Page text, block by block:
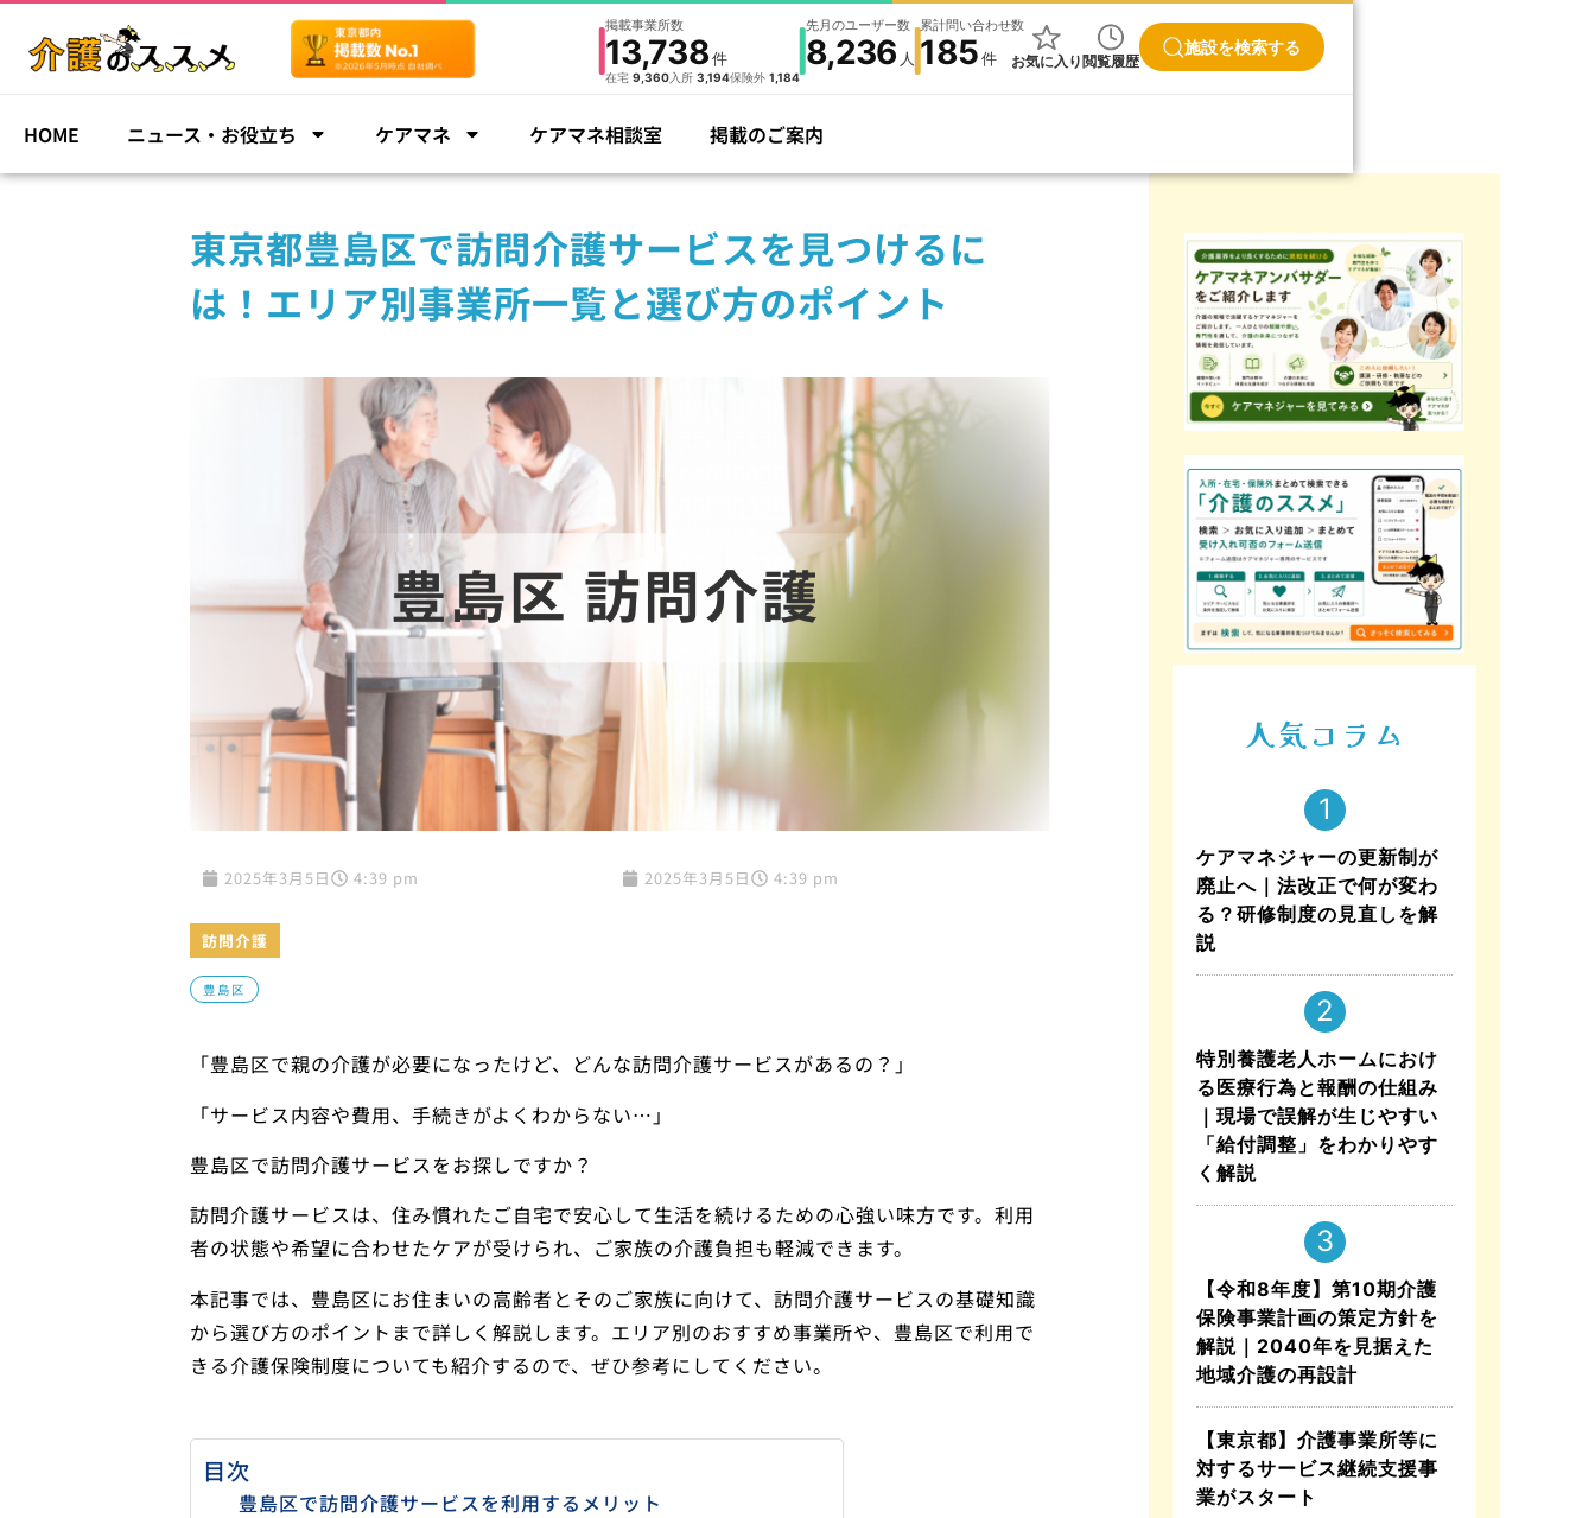
掲載事業所数
13,738件
在宅 9,360入所 3,194保険外 1,184
先月のユーザー数
8,236 人
累計問い合わせ数
185件 お気に入り閲覧履歴
施設を検索する
HOME ニュース・お役立ち ケアマネ ケアマネ相談室 掲載のご案内
東京都豊島区で訪問介護サービスを見つけるに
は！エリア別事業所一覧と選び方のポイント
2025年3月5日 4:39 pm 2025年3月5日 4:39 pm
訪問介護
豊島区
「豊島区で親の介護が必要になったけど、どんな訪問介護サービスがあるの？」
「サービス内容や費用、手続きがよくわからない…」
豊島区で訪問介護サービスをお探しですか？
訪問介護サービスは、住み慣れたご自宅で安心して生活を続けるための心強い味方です。利用
者の状態や希望に合わせたケアが受けられ、ご家族の介護負担も軽減できます。
本記事では、豊島区にお住まいの高齢者とそのご家族に向けて、訪問介護サービスの基礎知識
から選び方のポイントまで詳しく解説します。エリア別のおすすめ事業所や、豊島区で利用で
きる介護保険制度についても紹介するので、ぜひ参考にしてください。
目次
豊島区で訪問介護サービスを利用するメリット
人気コラム
ケアマネジャーの更新制が
廃止へ｜法改正で何が変わ
る？研修制度の見直しを解
説
特別養護老人ホームにおけ
る医療行為と報酬の仕組み
｜現場で誤解が生じやすい
「給付調整」をわかりやす
く解説
【令和8年度】第10期介護
保険事業計画の策定方針を
解説｜2040年を見据えた
地域介護の再設計
【東京都】介護事業所等に
対するサービス継続支援事
業がスタート